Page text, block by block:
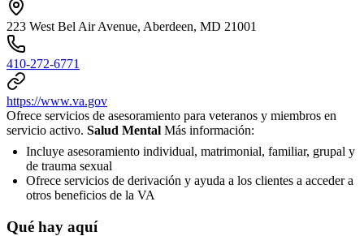
223 West Bel Air Avenue, Aberdeen, MD 21001
410-272-6771
https://www.va.gov
Ofrece servicios de asesoramiento para veteranos y miembros en
servicio activo. Salud Mental Más información:
Incluye asesoramiento individual, matrimonial, familiar, grupal y
de trauma sexual
Ofrece servicios de derivación y ayuda a los clientes a acceder a
otros beneficios de la VA
Qué hay aquí